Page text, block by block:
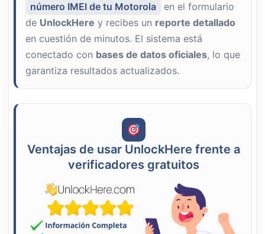
número IMEI de tu Motorola
en el formulario
de UnlockHere y recibes un reporte detallado
en cuestión de minutos. El sistema está
conectado con bases de datos oficiales, lo que
garantiza resultados actualizados.
Ventajas de usar UnlockHere frente a
verificadores gratuitos